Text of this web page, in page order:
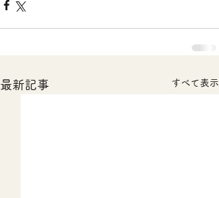
最新記事 すべて表示